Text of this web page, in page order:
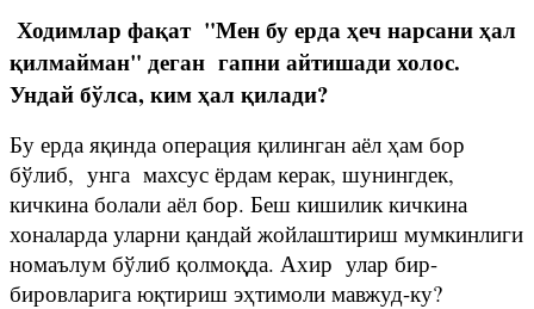
Ходимлар фақат "Мен бу ерда ҳеч нарсани ҳал
қилмайман" деган гапни айтишади холос.
Ундай бўлса, ким ҳал қилади?
Бу ерда яқинда операция қилинган аёл ҳам бор
бўлиб, унга махсус ёрдам керак, шунингдек,
кичкина болали аёл бор. Беш кишилик кичкина
хоналарда уларни қандай жойлаштириш мумкинлиги
номаълум бўлиб қолмоқда. Ахир улар бир-
бировларига юқтириш эҳтимоли мавжуд-ку?